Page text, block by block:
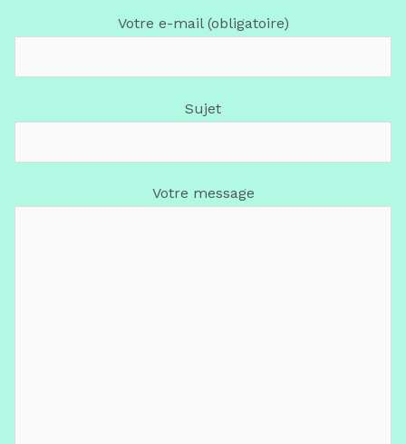
Votre e-mail (obligatoire)
Sujet
Votre message